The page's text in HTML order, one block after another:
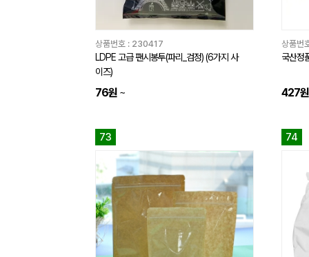
상품번호 : 230417
LDPE 고급 팬시봉투(파리_검정) (6가지 사
이즈)
76원 ~
상품번
국산정
427원
73 74